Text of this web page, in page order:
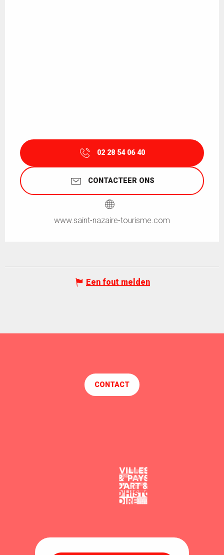
02 28 54 06 40
CONTACTEER ONS
www.saint-nazaire-tourisme.com
Een fout melden
CONTACT